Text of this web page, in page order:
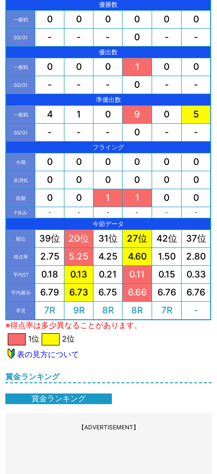
優勝数
一般戦 0 0 0 0 0 0
SG/G1 - - - 0 - -
優出数
一般戦 0 0 0 1 0 0
SG/G1 - - - 0 - -
準優出数
一般戦 4 1 0 9 0 5
SG/G1 - - - 0 - -
フライング
今期 0 0 0 0 0 0
未消化 0 0 0 0 0 0
前期 0 0 1 1 0 0
F休み - - - - -
-
今節データ
順位 39位 20位 31位 27位 42位 37位
得点率 2.75 5.25 4.25 4.60 1.50 2.80
平均ST 0.18 0.13 0.21 0.11 0.15 0.33
平均展示 6.79 6.73 6.75 6.66 6.76 6.76
早見 7R 9R 8R 8R 7R -
※得点率は多少異なることがあります。
1位
2位
表の見方について
賞金ランキング
賞金ランキング
【ADVERTISEMENT】